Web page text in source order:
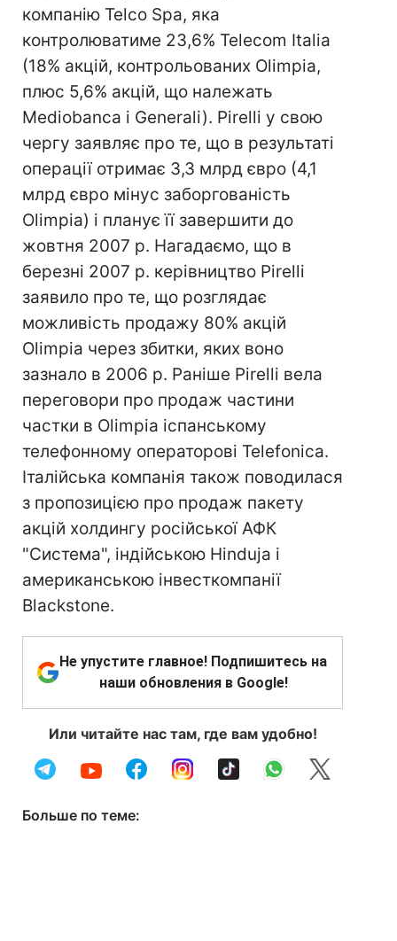
компанію Telco Spa, яка
контролюватиме 23,6% Telecom Italia
(18% акцій, контрольованих Olimpia,
плюс 5,6% акцій, що належать
Mediobanca і Generali). Pirelli у свою
чергу заявляє про те, що в результаті
операції отримає 3,3 млрд євро (4,1
млрд євро мінус заборгованість
Olimpia) і планує її завершити до
жовтня 2007 р. Нагадаємо, що в
березні 2007 р. керівництво Pirelli
заявило про те, що розглядає
можливість продажу 80% акцій
Olimpia через збитки, яких воно
зазнало в 2006 р. Раніше Pirelli вела
переговори про продаж частини
частки в Olimpia іспанському
телефонному операторові Telefonica.
Італійська компанія також поводилася
з пропозицією про продаж пакету
акцій холдингу російської АФК
"Система", індійською Hinduja і
американською інвесткомпанії
Blackstone.
Не упустите главное! Подпишитесь на
наши обновления в Google!
Или читайте нас там, где вам удобно!
Больше по теме: